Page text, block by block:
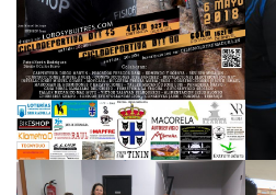
Maratón 2015
Rally 2015
Carreras
San Silvestre 2022
Nocturna 2016